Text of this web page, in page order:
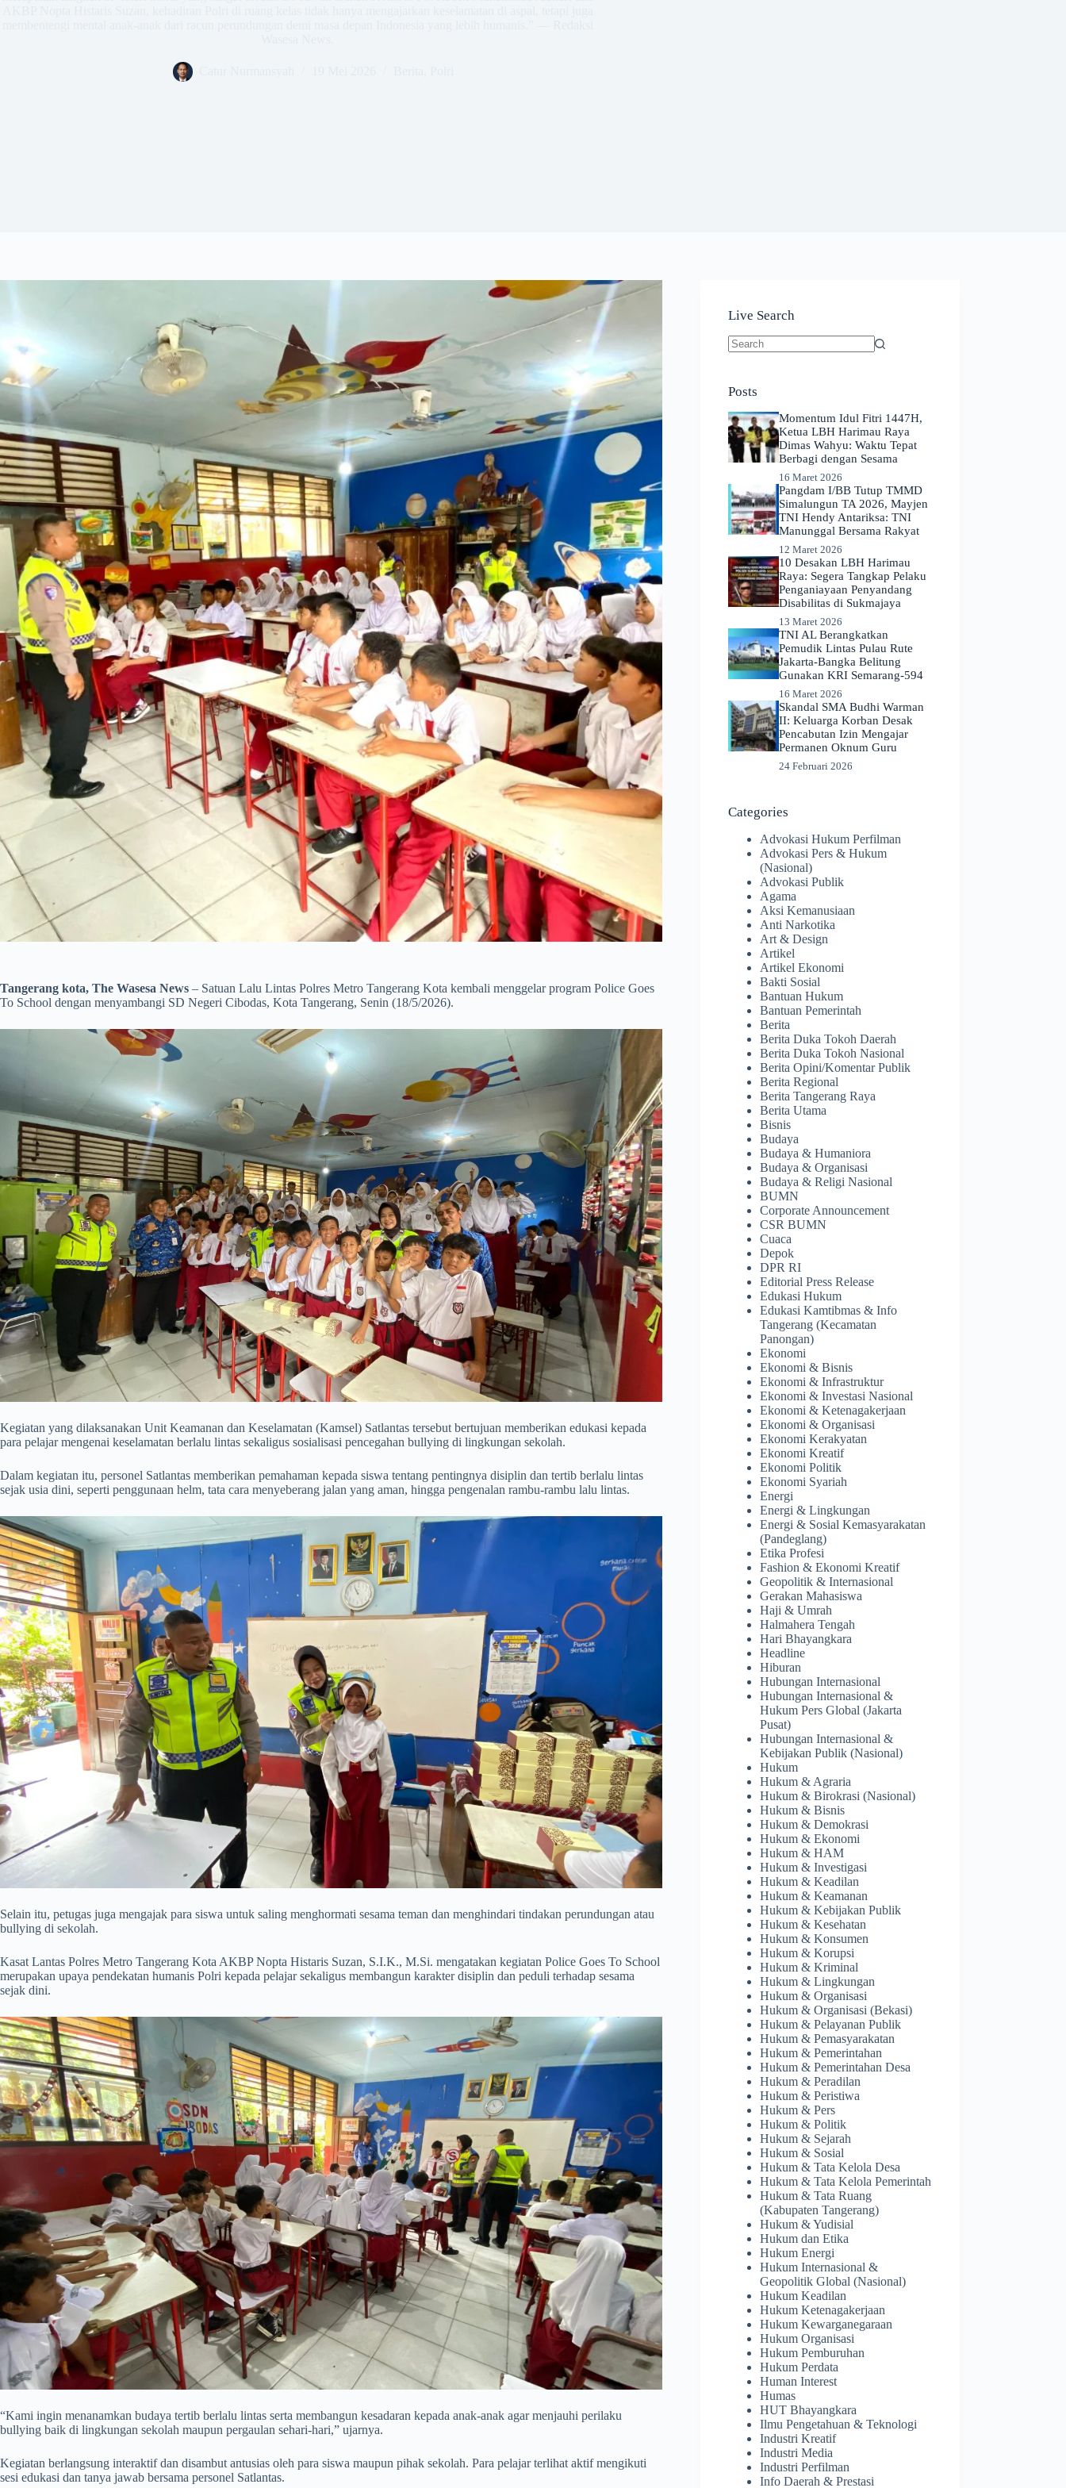
Tangerang kota, The Wasesa News – Satuan Lalu Lintas Polres Metro Tangerang Kota kembali menggelar program Police Goes
To School dengan menyambangi SD Negeri Cibodas, Kota Tangerang, Senin (18/5/2026).
Kegiatan yang dilaksanakan Unit Keamanan dan Keselamatan (Kamsel) Satlantas tersebut bertujuan memberikan edukasi kepada
para pelajar mengenai keselamatan berlalu lintas sekaligus sosialisasi pencegahan bullying di lingkungan sekolah.
Dalam kegiatan itu, personel Satlantas memberikan pemahaman kepada siswa tentang pentingnya disiplin dan tertib berlalu lintas
sejak usia dini, seperti penggunaan helm, tata cara menyeberang jalan yang aman, hingga pengenalan rambu-rambu lalu lintas.
Selain itu, petugas juga mengajak para siswa untuk saling menghormati sesama teman dan menghindari tindakan perundungan atau
bullying di sekolah.
Kasat Lantas Polres Metro Tangerang Kota AKBP Nopta Histaris Suzan, S.I.K., M.Si. mengatakan kegiatan Police Goes To School
merupakan upaya pendekatan humanis Polri kepada pelajar sekaligus membangun karakter disiplin dan peduli terhadap sesama
sejak dini.
“Kami ingin menanamkan budaya tertib berlalu lintas serta membangun kesadaran kepada anak-anak agar menjauhi perilaku
bullying baik di lingkungan sekolah maupun pergaulan sehari-hari,” ujarnya.
Kegiatan berlangsung interaktif dan disambut antusias oleh para siswa maupun pihak sekolah. Para pelajar terlihat aktif mengikuti
sesi edukasi dan tanya jawab bersama personel Satlantas.
Live Search
Posts
Momentum Idul Fitri 1447H,
Ketua LBH Harimau Raya
Dimas Wahyu: Waktu Tepat
Berbagi dengan Sesama
16 Maret 2026
Pangdam I/BB Tutup TMMD
Simalungun TA 2026, Mayjen
TNI Hendy Antariksa: TNI
Manunggal Bersama Rakyat
12 Maret 2026
​10 Desakan LBH Harimau
Raya: Segera Tangkap Pelaku
Penganiayaan Penyandang
Disabilitas di Sukmajaya
13 Maret 2026
TNI AL Berangkatkan
Pemudik Lintas Pulau Rute
Jakarta-Bangka Belitung
Gunakan KRI Semarang-594
16 Maret 2026
Skandal SMA Budhi Warman
II: Keluarga Korban Desak
Pencabutan Izin Mengajar
Permanen Oknum Guru
24 Februari 2026
Categories
Advokasi Hukum Perfilman
Advokasi Pers & Hukum
(Nasional)
Advokasi Publik
Agama
Aksi Kemanusiaan
Anti Narkotika
Art & Design
Artikel
Artikel Ekonomi
Bakti Sosial
Bantuan Hukum
Bantuan Pemerintah
Berita
Berita Duka Tokoh Daerah
Berita Duka Tokoh Nasional
Berita Opini/Komentar Publik
Berita Regional
Berita Tangerang Raya
Berita Utama
Bisnis
Budaya
Budaya & Humaniora
Budaya & Organisasi
Budaya & Religi Nasional
BUMN
Corporate Announcement
CSR BUMN
Cuaca
Depok
DPR RI
Editorial Press Release
Edukasi Hukum
Edukasi Kamtibmas & Info
Tangerang (Kecamatan
Panongan)
Ekonomi
Ekonomi & Bisnis
Ekonomi & Infrastruktur
Ekonomi & Investasi Nasional
Ekonomi & Ketenagakerjaan
Ekonomi & Organisasi
Ekonomi Kerakyatan
Ekonomi Kreatif
Ekonomi Politik
Ekonomi Syariah
Energi
Energi & Lingkungan
Energi & Sosial Kemasyarakatan
(Pandeglang)
Etika Profesi
Fashion & Ekonomi Kreatif
Geopolitik & Internasional
Gerakan Mahasiswa
Haji & Umrah
Halmahera Tengah
Hari Bhayangkara
Headline
Hiburan
Hubungan Internasional
Hubungan Internasional &
Hukum Pers Global (Jakarta
Pusat)
Hubungan Internasional &
Kebijakan Publik (Nasional)
Hukum
Hukum & Agraria
Hukum & Birokrasi (Nasional)
Hukum & Bisnis
Hukum & Demokrasi
Hukum & Ekonomi
Hukum & HAM
Hukum & Investigasi
Hukum & Keadilan
Hukum & Keamanan
Hukum & Kebijakan Publik
Hukum & Kesehatan
Hukum & Konsumen
Hukum & Korupsi
Hukum & Kriminal
Hukum & Lingkungan
Hukum & Organisasi
Hukum & Organisasi (Bekasi)
Hukum & Pelayanan Publik
Hukum & Pemasyarakatan
Hukum & Pemerintahan
Hukum & Pemerintahan Desa
Hukum & Peradilan
Hukum & Peristiwa
Hukum & Pers
Hukum & Politik
Hukum & Sejarah
Hukum & Sosial
Hukum & Tata Kelola Desa
Hukum & Tata Kelola Pemerintah
Hukum & Tata Ruang
(Kabupaten Tangerang)
Hukum & Yudisial
Hukum dan Etika
Hukum Energi
Hukum Internasional &
Geopolitik Global (Nasional)
Hukum Keadilan
Hukum Ketenagakerjaan
Hukum Kewarganegaraan
Hukum Organisasi
Hukum Pemburuhan
Hukum Perdata
Human Interest
Humas
HUT Bhayangkara
Ilmu Pengetahuan & Teknologi
Industri Kreatif
Industri Media
Industri Perfilman
Info Daerah & Prestasi